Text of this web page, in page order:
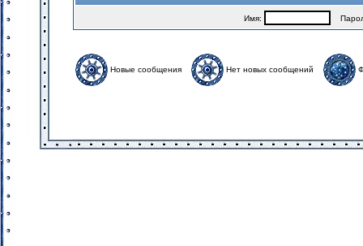
Имя:
Новые сообщения Нет новых сообщений